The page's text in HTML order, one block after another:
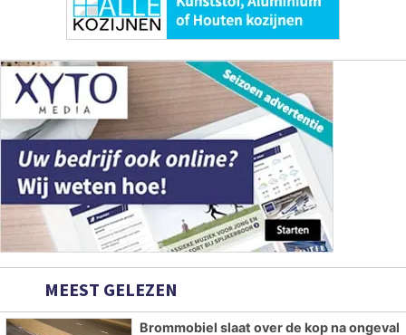
MEEST GELEZEN
Brommobiel slaat over de kop na ongeval